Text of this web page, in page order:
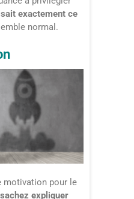
sait exactement ce
normal.
motivation pour le
sachez expliquer